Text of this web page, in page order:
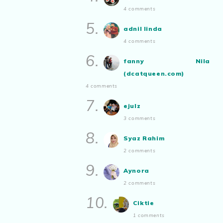
bakat tu bolehlah try.. ayuh!
4 comments
5. adnil linda
4 comments
6.
fanny Nila
(dcatqueen.com)
4 comments
7. ejulz
3 comments
8. Syaz Rahim
2 comments
9. Aynora
2 comments
10. Ciktie
1 comments